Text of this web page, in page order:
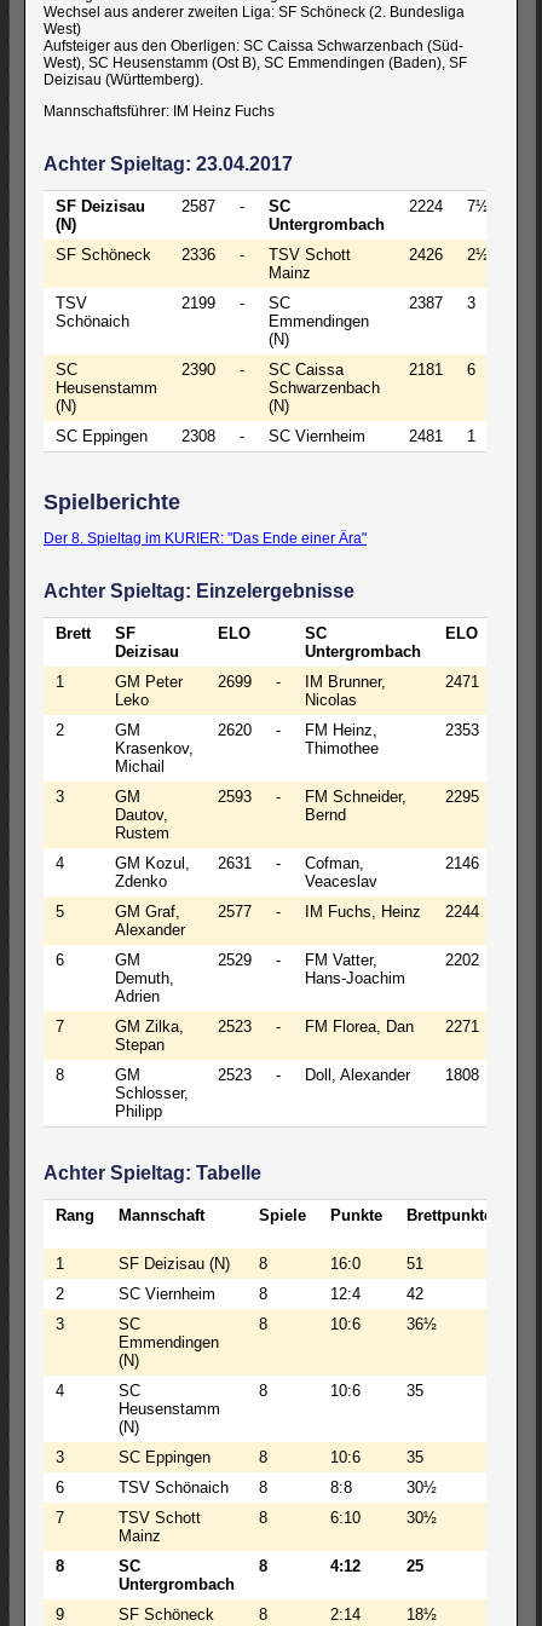
Wechsel aus anderer zweiten Liga: SF Schöneck (2. Bundesliga
West)
Aufsteiger aus den Oberligen: SC Caissa Schwarzenbach (Süd-
West), SC Heusenstamm (Ost B), SC Emmendingen (Baden), SF
Deizisau (Württemberg).
Mannschaftsführer: IM Heinz Fuchs
Achter Spieltag: 23.04.2017
SF Deizisau
(N)
2587 -
SC
Untergrombach
2224 7½
SF Schöneck 2336 -
TSV Schott
Mainz
2426 2½
TSV
Schönaich
2199 -
SC
Emmendingen
(N)
2387 3
SC
Heusenstamm
(N)
2390 -
SC Caissa
Schwarzenbach
(N)
2181 6
SC Eppingen 2308 - SC Viernheim 2481 1
Spielberichte
Der 8. Spieltag im KURIER: "Das Ende einer Ära"
Achter Spieltag: Einzelergebnisse
Brett
SF
Deizisau
ELO
SC
Untergrombach
ELO
1
GM Peter
Leko
2699 -
IM Brunner,
Nicolas
2471
2
GM
Krasenkov,
Michail
2620 -
FM Heinz,
Thimothee
2353
3
GM
Dautov,
Rustem
2593 -
FM Schneider,
Bernd
2295
4
GM Kozul,
Zdenko
2631 -
Cofman,
Veaceslav
2146
5
GM Graf,
Alexander
2577 - IM Fuchs, Heinz 2244
6
GM
Demuth,
Adrien
2529 -
FM Vatter,
Hans-Joachim
2202
7
GM Zilka,
Stepan
2523 - FM Florea, Dan 2271
8
GM
Schlosser,
Philipp
2523 - Doll, Alexander 1808
Achter Spieltag: Tabelle
Rang Mannschaft Spiele Punkte Brettpunkte
1
SF Deizisau (N) 8 16:0 51
2
SC Viernheim 8 12:4 42
3
SC
Emmendingen
(N)
8 10:6 36½
4
SC
Heusenstamm
(N)
8 10:6 35
3 SC Eppingen 8 10:6 35
6
TSV Schönaich 8 8:8 30½
7
TSV Schott
Mainz
8 6:10 30½
8
SC
Untergrombach
8 4:12 25
9 SF Schöneck 8 2:14 18½